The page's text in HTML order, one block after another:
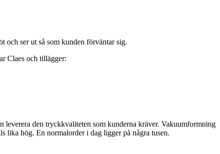
och ser ut så som kunden förväntar sig.
Claes och tillägger:
leverera den tryckkvaliteten som kunderna kräver. Vakuumformning
lika hög. En normalorder i dag ligger på några tusen.